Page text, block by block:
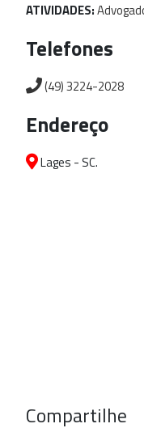
ATIVIDADES:
Telefones
(49) 3224-2028
Endereço
Lages - SC.
Compartilhe